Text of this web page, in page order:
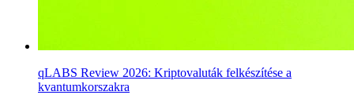
qLABS Review 2026: Kriptovaluták felkészítése a
kvantumkorszakra